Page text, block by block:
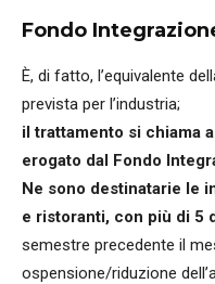
Fondo
È, di fatto, l’equivalente
prevista per l’industria;
il trattamento si chiama
erogato dal Fondo
Ne sono destinatarie le
e ristoranti, con più di 5
semestre precedente il
ospensione/riduzione